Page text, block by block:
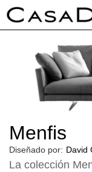
Menfis
Diseñado por: David
La colección